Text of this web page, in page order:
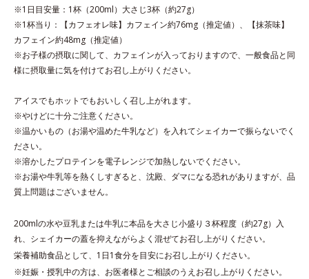
※1日目安量：1杯（200ml）大さじ3杯（約27g）
※1杯当り：【カフェオレ味】カフェイン約76mg（推定値）、【抹茶味】
カフェイン約48mg（推定値）
※お子様の摂取に関して、カフェインが入っておりますので、一般食品と同
様に摂取量に気を付けてお召し上がりください。
アイスでもホットでもおいしく召し上がれます。
※やけどに十分ご注意ください。
※温かいもの（お湯や温めた牛乳など）を入れてシェイカーで振らないでく
ださい。
※溶かしたプロテインを電子レンジで加熱しないでください。
※お湯や牛乳等を熱くしすぎると、沈殿、ダマになる恐れがありますが、品
質上問題はございません。
200mlの水や豆乳または牛乳に本品を大さじ小盛り３杯程度（約27g）入
れ、シェイカーの蓋を抑えながらよく混ぜてお召し上がりください。
栄養補助食品として、1日1食分を目安にお召し上がりください。
※妊娠・授乳中の方は、お医者様とご相談のうえお召し上がりください。